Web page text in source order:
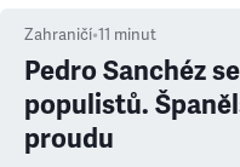
Zahraničí•11 minut
Pedro Sanchéz
populistů.
proudu